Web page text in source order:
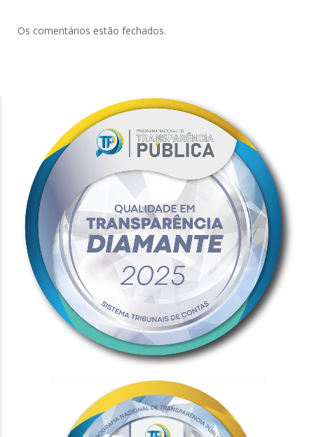
Os comentários estão fechados.